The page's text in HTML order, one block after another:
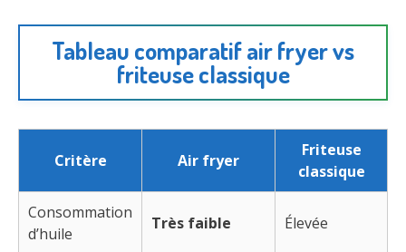
Tableau comparatif air fryer vs
friteuse classique
Critère Air fryer
Friteuse
classique
Consommation
d’huile
Très faible Élevée